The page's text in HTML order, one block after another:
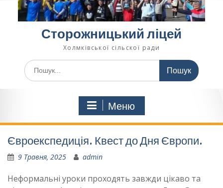
Сторожницький ліцей
Холмківської сільскої ради
Шукати:
Меню
Євроекспедиція. Квест до Дня Європи.
9 Травня, 2025 admin
Неформальні уроки проходять завжди цікаво та